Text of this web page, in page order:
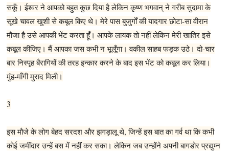
सकूँ। ईश्वर ने आपको बहुत कुछ दिया है लेकिन कृष्ण भगवान् ने गरीब सुदामा के
सूखे चावल खुशी से कबूल किए थे। मेरे पास बुजुर्गों की यादगार छोटा-सा वीरान
मौजा है उसे आपकी भेंट करता हूँ। आपके लायक तो नहीं लेकिन मेरी खातिर इसे
कबूल कीजिए। मैं आपका जस कभी न भूलूँगा। वकील साहब फड़क उठे। दो-चार
बार निस्पृह बैरागियों की तरह इन्कार करने के बाद इस भेंट को कबूल कर लिया।
मुंह-मॉँगी मुराद मिली।
3
इस मौजे के लोग बेहद सरदश और झगड़ालू थे, जिन्हें इस बात का गर्व था कि कभी
कोई जमींदार उन्हें बस में नहीं कर सका। लेकिन जब उन्होंने अपनी बागडोर प्रद्युम्न